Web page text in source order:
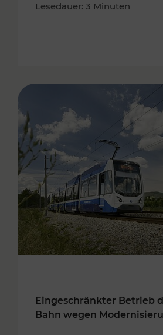
Lesedauer: 3 Minuten
Eingeschränkter Betrieb
Bahn wegen